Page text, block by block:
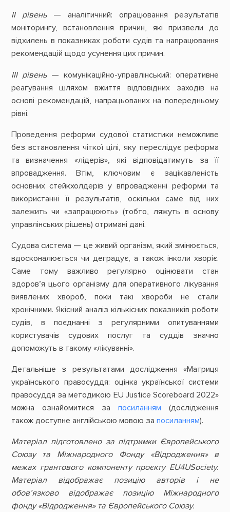
ІІ рівень — аналітичний: опрацювання результатів
моніторингу, встановлення причин, які призвели до
відхилень в показниках роботи судів та напрацювання
рекомендацій щодо усунення цих причин.
ІІІ рівень — комунікаційно-управлінський: оперативне
реагування шляхом вжиття відповідних заходів на
основі рекомендацій, напрацьованих на попередньому
рівні.
Проведення реформи судової статистики неможливе
без встановлення чіткої цілі, яку переслідує реформа
та визначення «лідерів», які відповідатимуть за її
впровадження. Втім, ключовим є зацікавленість
основних стейкхолдерів у впровадженні реформи та
використанні її результатів, оскільки саме від них
залежить чи «запрацюють» (тобто, ляжуть в основу
управлінських рішень) отримані дані.
Судова система — це живий організм, який змінюється,
вдосконалюється чи деградує, а також інколи хворіє.
Саме тому важливо регулярно оцінювати стан
здоров’я цього організму для оперативного лікування
виявлених хвороб, поки такі хвороби не стали
хронічними. Якісний аналіз кількісних показників роботи
судів, в поєднанні з регулярними опитуваннями
користувачів судових послуг та суддів значно
допоможуть в такому «лікуванні».
Детальніше з результатами дослідження «Матриця
українського правосуддя: оцінка української системи
правосуддя за методикою EU Justice Scoreboard 2022»
можна ознайомитися запосиланням (дослідження
також доступне англійською мовою за посиланням).
Матеріал підготовлено за підтримки Європейського
Союзу та Міжнародного Фонду «Відродження»в
межах грантового компоненту проєкту EU4USociety.
Матеріал відображає позицію авторів і не
обов’язково відображає позицію Міжнародного
фонду «Відродження»та Європейського Союзу.